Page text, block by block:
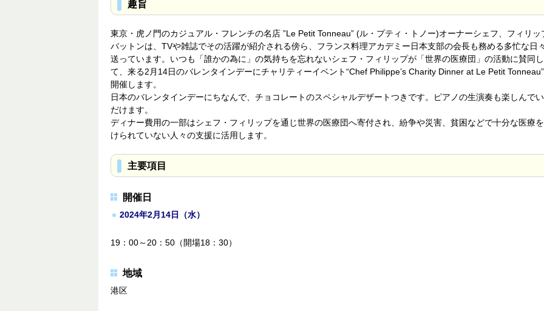
趣旨
東京・虎ノ門のカジュアル・フレンチの名店 ”Le Petit Tonneau” (ル・プティ・トノー)オーナーシェフ、フィリッ
バットンは、TVや雑誌でその活躍が紹介される傍ら、フランス料理アカデミー日本支部の会長も務める多忙な日
送っています。いつも「誰かの為に」の気持ちを忘れないシェフ・フィリップが「世界の医療団」の活動に賛同し
て、来る2月14日のバレンタインデーにチャリティーイベント“Chef Philippe’s Charity Dinner at Le Petit
開催します。
日本のバレンタインデーにちなんで、チョコレートのスペシャルデザートつきです。ピアノの生演奏も楽しんで
だけます。
ディナー費用の一部はシェフ・フィリップを通じ世界の医療団へ寄付され、紛争や災害、貧困などで十分な医療
けられていない人々の支援に活用します。
主要項目
開催日
2024年2月14日（水）
19：00～20：50（開場18：30）
地域
港区